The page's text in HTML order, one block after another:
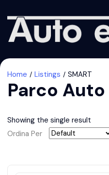
Home Listings SMART
Parco
Showing the single result
Ordina Per